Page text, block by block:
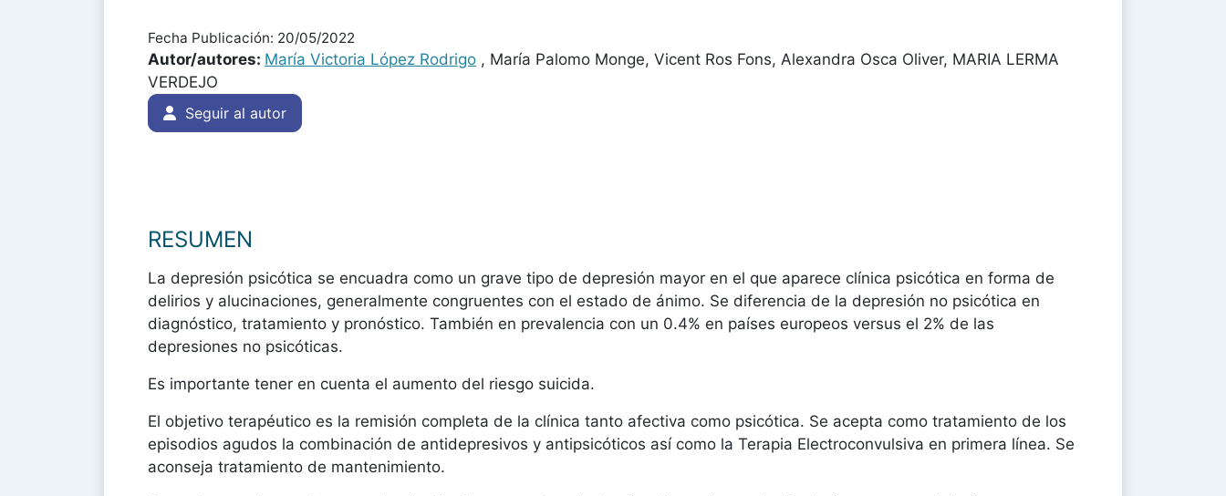
Fecha Publicación: 20/05/2022
Autor/autores: María Victoria López Rodrigo , María Palomo Monge, Vicent Ros Fons, Alexandra Osca Oliver, MARIA LERMA
VERDEJO
Seguir al autor
RESUMEN
La depresión psicótica se encuadra como un grave tipo de depresión mayor en el que aparece clínica psicótica en forma de
delirios y alucinaciones, generalmente congruentes con el estado de ánimo. Se diferencia de la depresión no psicótica en
diagnóstico, tratamiento y pronóstico. También en prevalencia con un 0.4% en países europeos versus el 2% de las
depresiones no psicóticas.
Es importante tener en cuenta el aumento del riesgo suicida.
El objetivo terapéutico es la remisión completa de la clínica tanto afectiva como psicótica. Se acepta como tratamiento de los
episodios agudos la combinación de antidepresivos y antipsicóticos así como la Terapia Electroconvulsiva en primera línea. Se
aconseja tratamiento de mantenimiento.